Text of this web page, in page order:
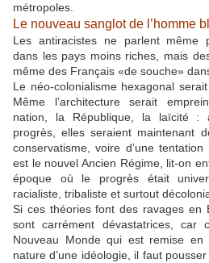
métropoles.
Le nouveau sanglot de l’homme
Les antiracistes ne parlent même
dans les pays moins riches, mais
même des Français «de souche»
Le néo-colonialisme hexagonal serait
Même l’architecture serait
nation, la République, la laïcité :
progrès, elles seraient maintenant
conservatisme, voire d’une
est le nouvel Ancien Régime, lit-on
époque où le progrès était
racialiste, tribaliste et surtout
Si ces théories font des ravages en
sont carrément dévastatrices, car
Nouveau Monde qui est remise
nature d’une idéologie, il faut